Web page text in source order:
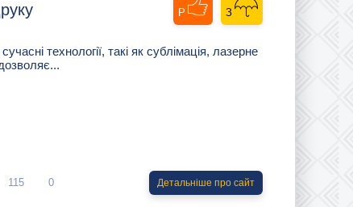
технології, такі як сублімація, лазерне
115 0 Детальніше про сайт